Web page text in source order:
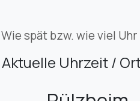
Wie spät bzw. wie viel
Aktuelle Uhrzeit /